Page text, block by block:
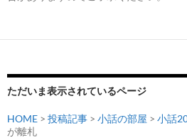
ただいま表示されているページ
HOME > 投稿記事 > 小話の部屋 > 小話
が離札